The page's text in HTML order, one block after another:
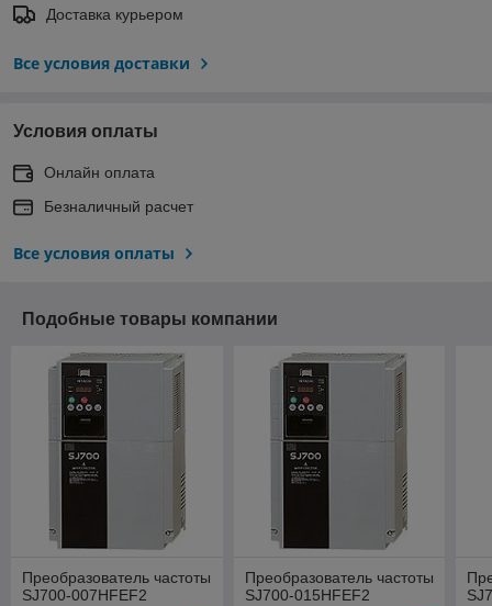
Доставка курьером
Все условия доставки
Условия оплаты
Онлайн оплата
Безналичный расчет
Все условия оплаты
Подобные товары компании
Преобразователь частоты
SJ700-007HFEF2
Преобразователь частоты
SJ700-015HFEF2